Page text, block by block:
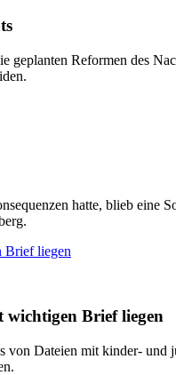
geplanten Reformen des
hatte, blieb eine
Brief liegen
wichtigen Brief liegen
Dateien mit kinder- und